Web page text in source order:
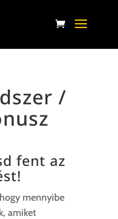
/
fent az
mennyibe
amiket